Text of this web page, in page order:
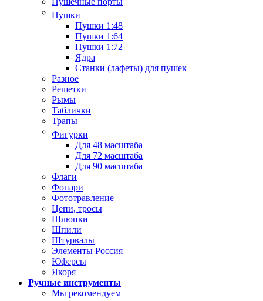
Пушки
Пушки 1:48
Пушки 1:64
Пушки 1:72
Ядра
Станки (лафеты) для пушек
Разное
Решетки
Рымы
Таблички
Трапы
Фигурки
Для 48 масштаба
Для 72 масштаба
Для 90 масштаба
Флаги
Фонари
Фототравление
Цепи, тросы
Шлюпки
Шпили
Штурвалы
Элементы Россия
Юферсы
Якоря
Ручные инструменты
Мы рекомендуем